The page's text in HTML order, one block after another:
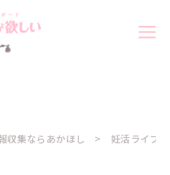
収集ならあかほし 妊活ライフ